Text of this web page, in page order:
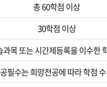
총 60학점 이상
30학점 이상
목 또는 시간제등록을 이수한
필수는 희망전공에 따라 학점